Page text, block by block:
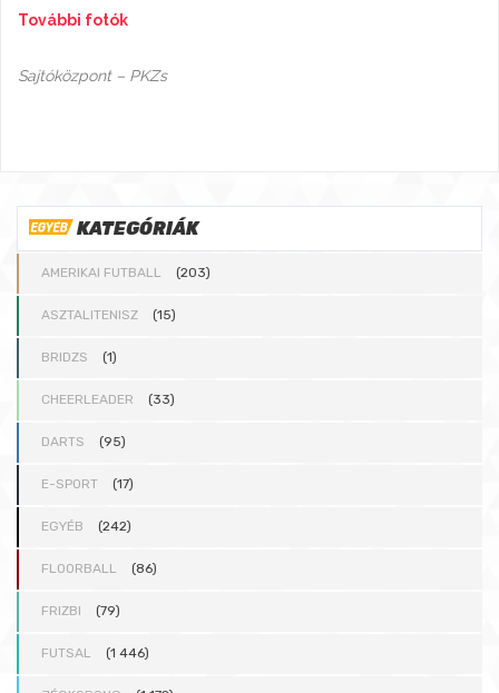
További fotók
Sajtóközpont – PKZs
KATEGÓRIÁK
AMERIKAI FUTBALL (203)
ASZTALITENISZ (15)
BRIDZS (1)
CHEERLEADER (33)
DARTS (95)
E-SPORT (17)
EGYÉB (242)
FLOORBALL (86)
FRIZBI (79)
FUTSAL (1 446)